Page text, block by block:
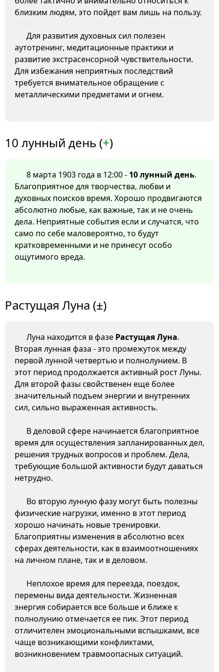
близким людям, это пойдет вам лишь на пользу.
Для развития духовных сил полезен
аутотренинг, медитационные практики и
развитие экстрасенсорной чувствительности.
Для избежания неприятных последствий
требуется внимательное обращение с
металлическими предметами и огнем.
10 лунный день (+)
8 марта 1903 года в 12:00 - 10 лунный день.
Благоприятное для творчества, любви и
духовных поисков время. Хорошо продвигаются
абсолютно любые, как важные, так и не очень
дела. Неприятные события если и случатся, что
само по себе маловероятно, то будут
кратковременными и не принесут особо
ощутимого вреда.
Растущая Луна (±)
Луна находится в фазе Растущая Луна.
Вторая лунная фаза - это промежуток между
первой лунной четвертью и полнолунием. В
этот период продолжается активный рост Луны.
Для второй фазы свойственен еще более
значительный подъем энергии и внутренних
сил, сильно выраженная активность.
В деловой сфере начинается благоприятное
время для осуществления запланированных дел,
решения трудных вопросов и проблем. Дела,
требующие большой активности будут даваться
нетрудно.
Во вторую лунную фазу могут быть полезны
физические нагрузки, именно в этот период
хорошо начинать новые тренировки.
Благоприятны изменения в абсолютно всех
сферах деятельности, как в взаимоотношениях
на личном плане, так и в деловом.
Неплохое время для переезда, поездок,
перемены вида деятельности. Жизненная
энергия собирается все больше и ближе к
полнолунию отмечается ее пик. Этот период
отличителен эмоциональными вспышками, все
чаще возникающими конфликтами,
возникновением травмоопасных ситуаций.